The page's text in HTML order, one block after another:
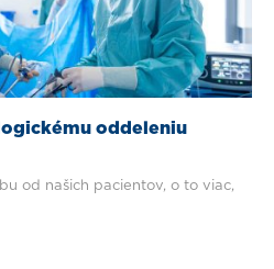
oddeleniu
od našich pacientov, o to viac,